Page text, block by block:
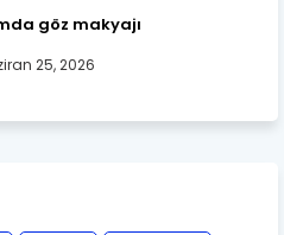
göz makyajı
25, 2026